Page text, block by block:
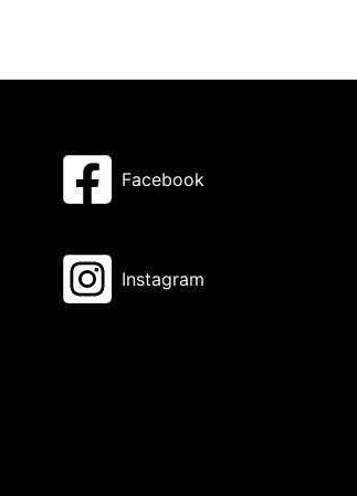
Facebook
Instagram